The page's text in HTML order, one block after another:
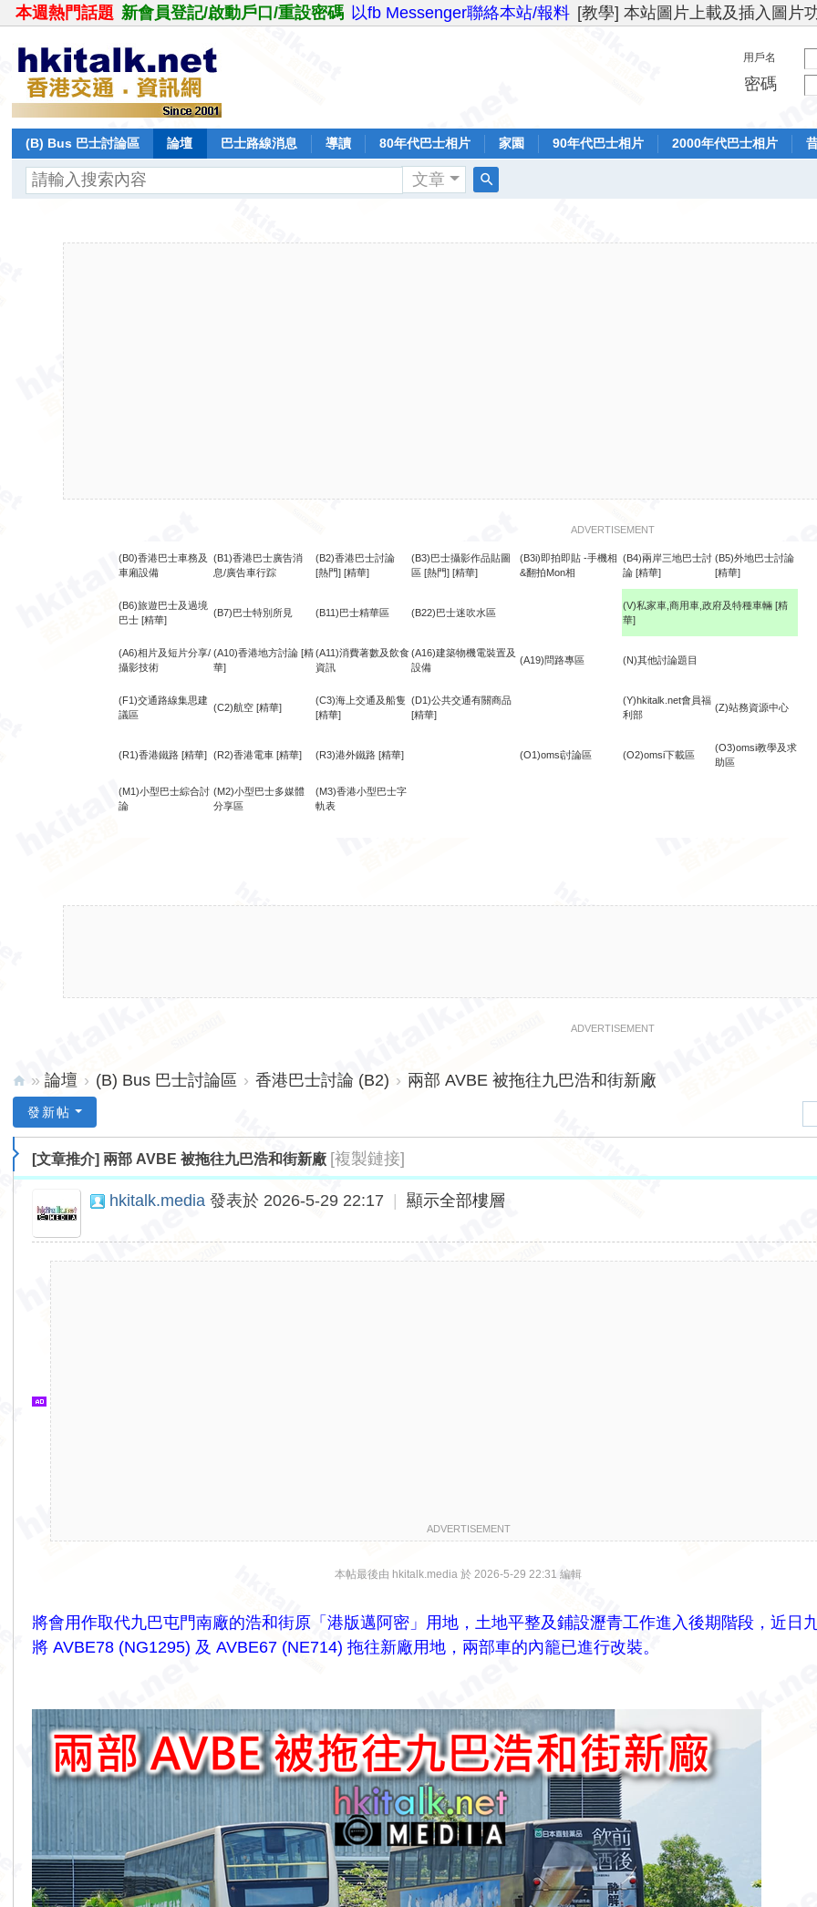
本週熱門話題 新會員登記/啟動戶口/重設密碼 以fb Messenger聯絡本站/報料 [教學] 本站圖片上載及插入圖片
用戶名
密碼
(B) Bus 巴士討論區 論壇 巴士路線消息 導讀 80年代巴士相片 家園 90年代巴士相片 2000年代巴士相片
文章
ADVERTISEMENT
(B0)香港巴士車務及
車廂設備
(B1)香港巴士廣告消
息/廣告車行踪
(B2)香港巴士討論
[熱門] [精華]
(B3)巴士攝影作品貼圖
區 [熱門] [精華]
(B3i)即拍即貼 -手機相
&翻拍Mon相
(B4)兩岸三地巴士討
論 [精華]
(B5)外地巴士討論
[精華]
(B6)旅遊巴士及過境
巴士 [精華]
(B7)巴士特別所見 (B11)巴士精華區 (B22)巴士迷吹水區
(V)私家車,商用車,政府及特種車輛 [精
華]
(A6)相片及短片分享/
攝影技術
(A10)香港地方討論 [精
華]
(A11)消費著數及飲食
資訊
(A16)建築物機電裝置及
設備
(A19)問路專區 (N)其他討論題目
(F1)交通路線集思建
議區
(C2)航空 [精華]
(C3)海上交通及船隻
[精華]
(D1)公共交通有關商品
[精華]
(Y)hkitalk.net會員福
利部
(Z)站務資源中心
(R1)香港鐵路 [精華] (R2)香港電車 [精華] (R3)港外鐵路 [精華] (O1)omsi討論區 (O2)omsi下載區
(O3)omsi教學及求
助區
(M1)小型巴士綜合討
論
(M2)小型巴士多媒體
分享區
(M3)香港小型巴士字
軌表
ADVERTISEMENT
lk.
» 論壇 › (B) Bus 巴士討論區 › 香港巴士討論 (B2) › 兩部 AVBE 被拖往九巴浩和街新廠
發新帖
[文章推介] 兩部 AVBE 被拖往九巴浩和街新廠 [複製鏈接]
hkitalk.media 發表於 2026-5-29 22:17 顯示全部樓層
ADVERTISEMENT
本帖最後由 hkitalk.media 於 2026-5-29 22:31 編輯
將會用作取代九巴屯門南廠的浩和街原「港版邁阿密」用地，土地平整及鋪設瀝青工作進入後期階段，近日
將 AVBE78 (NG1295) 及 AVBE67 (NE714) 拖往新廠用地，兩部車的內籠已進行改裝。